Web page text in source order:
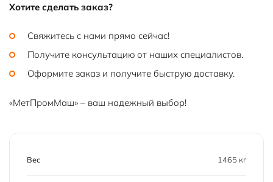
Хотите сделать заказ?
Свяжитесь с нами прямо сейчас!
Получите консультацию от наших специалистов.
Оформите заказ и получите быструю доставку.
«МетПромМаш» – ваш надежный выбор!
Вес 1465 кг